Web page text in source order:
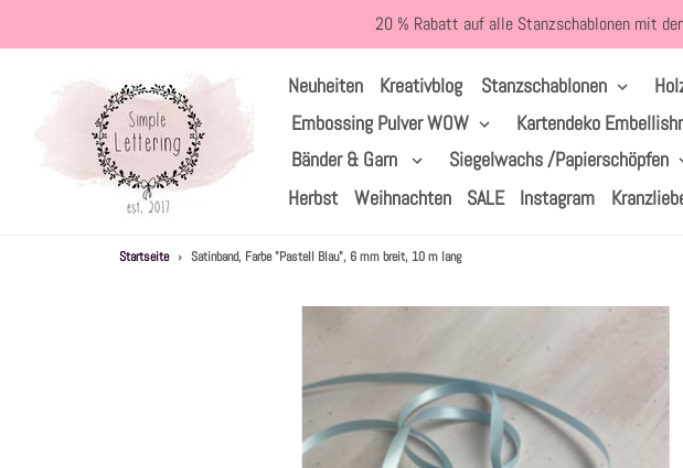
zum
20 % Rabatt auf alle Stanzschablonen mit
Neuheiten Kreativblog Stanzschablonen
Embossing Pulver WOW
Kartendeko
Bänder & Garn
Siegelwachs /Papierschöpfen
Herbst
Weihnachten SALE Instagram
Startseite › Satinband, Farbe "Pastell Blau", 6 mm breit, 10 m lang